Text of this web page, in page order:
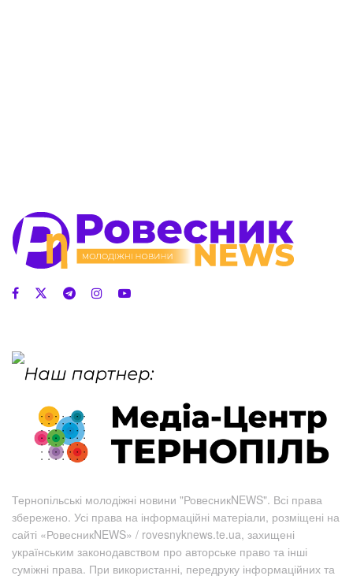
Тернопільські молодіжні новини "РовесникNEWS". Всі права
збережено. Усі права на інформаційні матеріали, розміщені на
сайті «РовесникNEWS» / rovesnyknews.te.ua, захищені
українським законодавством про авторське право та інші
суміжні права. При використанні, передруку інформаційних та